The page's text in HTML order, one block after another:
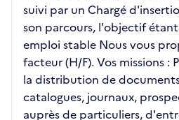
suivi par un Chargé
son parcours, l'objectif
emploi stable Nous vous
facteur (H/F). Vos missions :
la distribution de
catalogues, journaux,
auprès de particuliers,